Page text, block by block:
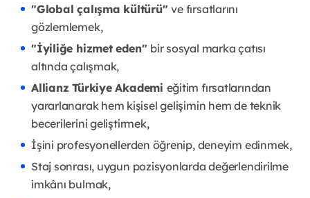
"Global çalışma kültürü"ve fırsatlarını
gözlemlemek,
"İyiliğe hizmet eden" bir sosyal marka çatısı
altında çalışmak,
Allianz Türkiye Akademi eğitim fırsatlarından
yararlanarak hem kişisel gelişimin hem de teknik
becerilerini geliştirmek,
İşini profesyonellerden öğrenip, deneyim edinmek,
Staj sonrası, uygun pozisyonlarda değerlendirilme
imkânı bulmak,